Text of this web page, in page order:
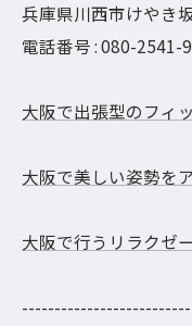
兵庫県川西市けやき
電話番号 : 080-2541-
大阪で出張型のフィ
大阪で美しい姿勢を
大阪で行うリラクゼ